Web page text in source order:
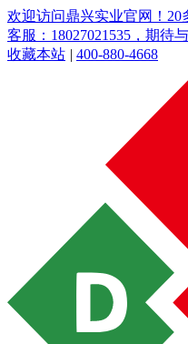
欢迎访问鼎兴实业官网！
客服：18027021535，期待
收藏本站 | 400-880-4668